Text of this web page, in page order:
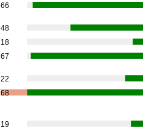
66
48
18
67
22
68
19